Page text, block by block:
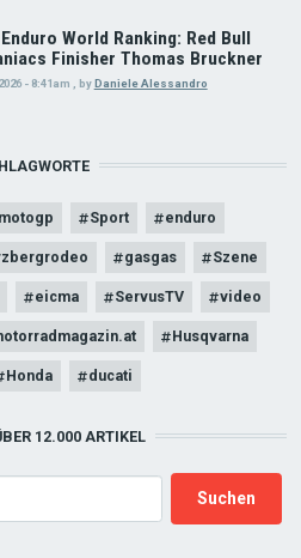
World Ranking: Red Bull
Finisher Thomas Bruckner
- 8:41am byDaniele Alessandro
motogp Sport enduro
gasgas Szene
eicma ServusTV video
Husqvarna
Honda ducati
12.000 ARTIKEL